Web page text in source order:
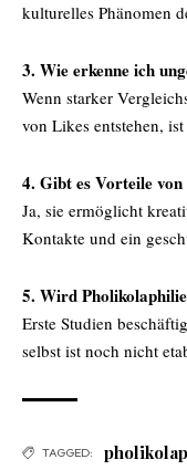
kulturelles Phänomen
3. Wie erkenne ich
Wenn starker
von Likes entstehen,
4. Gibt es Vorteile
Ja, sie ermöglicht
Kontakte und ein
5. Wird
Erste Studien
selbst ist noch nicht
TAGGED: